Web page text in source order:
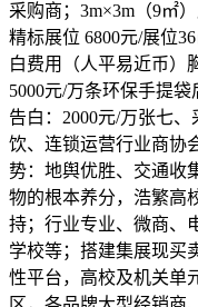
采购商；3m×3m（9㎡
精标展位 6800元/展位
白费用（人平易近币）
5000元/万条环保手提
告白：2000元/万张七
饮、连锁运营行业商协
势：地舆优胜、交通收
物的根本养分，浩繁高
持；行业专业、微商、
学校等；搭建集展现买
性平台，高校及机关单